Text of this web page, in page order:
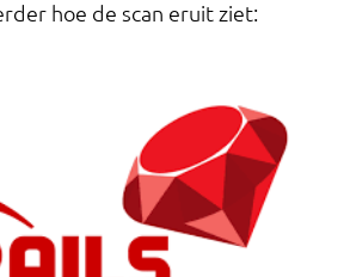
hoe de scan eruit ziet: